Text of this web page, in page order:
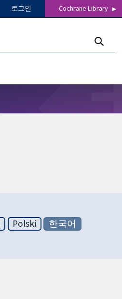
로그인 Cochrane Library
Polski
한국어